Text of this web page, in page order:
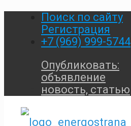
Поиск по сайту
Регистрация
+7 (969) 999-5744
Опубликовать:
объявление
новость, статью